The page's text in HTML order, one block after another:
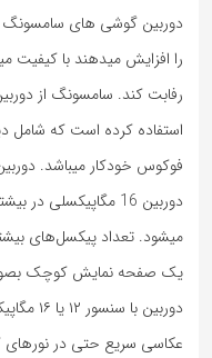
دوربین گوشی های سامسونگ
را افزایش میدهند با کیفیت
رفابت کند. سامسونگ از
دوربین 16
میشود. تعداد پیکسل‌های
یک صفحه نمایش کوچک
عکاسی سریع حتی در